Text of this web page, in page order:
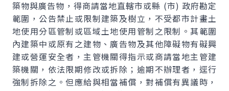
築物與廣告物，得商請當地直轄市或縣 (市) 政府勘定
範圍，公告禁止或限制建築及樹立，不受都市計畫土
地使用分區管制或區域土地使用管制之限制。其範圍
內建築中或原有之建物、廣告物及其他障礙物有礙興
建或營運安全者，主管機關得指示或商請當地主管建
築機關，依法限期修改或拆除；逾期不辦理者，逕行
強制拆除之。但應給與相當補償，對補償有異議時，